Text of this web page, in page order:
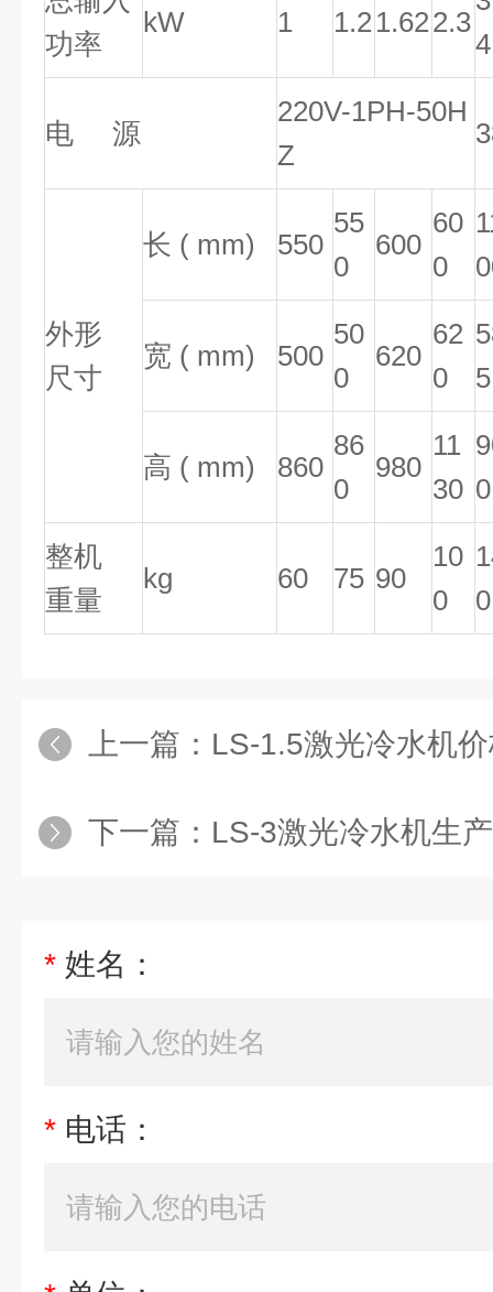
功率
kW 1 1.21.622.3
4
电 源
220V-1PH-50H
Z
外形
尺寸
长 ( mm) 550
55
0
600
60
0
宽 ( mm) 500
50
0
620
62
0
5
高 ( mm) 860
86
0
980
11
30 0
整机
重量
kg 60 75 90
10
0
0
上一篇： LS-1.5激光冷水机价
下一篇： LS-3激光冷水机生产
* 姓名：
* 电话：